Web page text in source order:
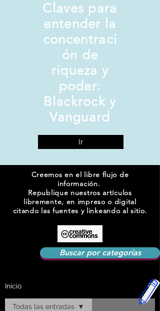
Claves para
entender la
concentraci
ón de
riqueza y
poder:
Blackrock y
Vanguard
Ir
Creemos en el libre flujo de
información.
Republique nuestros artículos
libremente, en impreso o digital
citando las fuentes y linkeando al sitio.
Buscar por categorías
Inicio
Todas las entradas